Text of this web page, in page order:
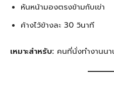
หันหน้ามองตรงข้ามกับเข่า
ค้างไว้ข้างละ 30 วินาที
เหมาะสำหรับ: คนที่นั่งทำงานน